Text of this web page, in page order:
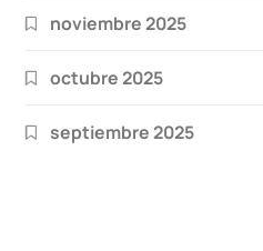
noviembre 2025
octubre 2025
septiembre 2025